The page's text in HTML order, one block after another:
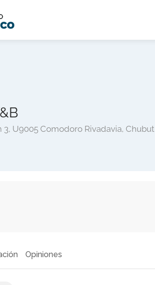
3, U9005 Comodoro Rivadavia, Chubut
Opiniones